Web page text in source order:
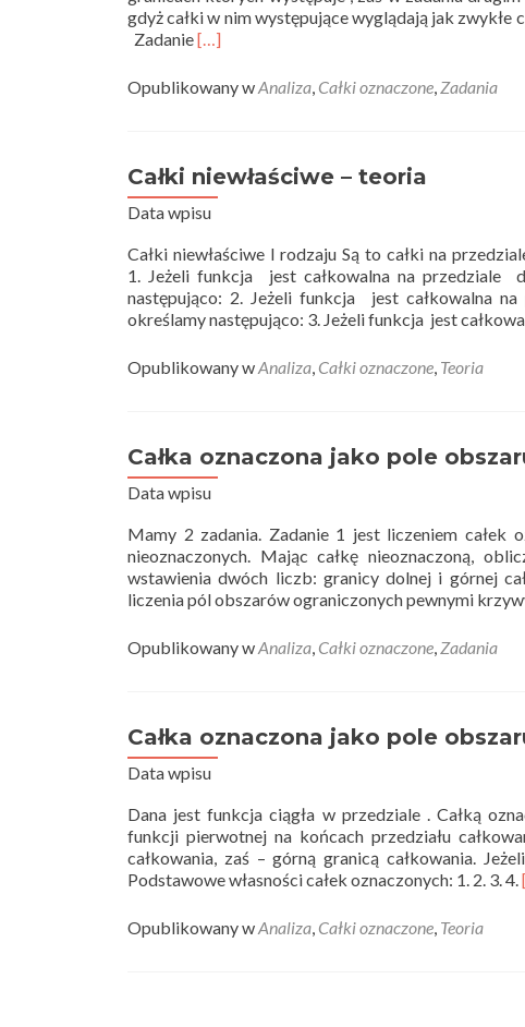
gdyż całki w nim występujące wyglądają jak zwykłe
ZadanieRead
about
Całki
zadania
[…]
Opublikowany wAnaliza, Całki oznaczone, Zadania
Całki niewłaściwe – teoria
Data wpisu
Całki niewłaściwe I rodzaju Są to całki na
1. Jeżeli funkcja jest całkowalna na przedziale
następująco: 2. Jeżeli funkcja jest całkowalna
określamy następująco: 3. Jeżeli funkcja jest
Opublikowany wAnaliza, Całki oznaczone, Teoria
Całka oznaczona jako pole
Data wpisu
Mamy 2 zadania. Zadanie 1 jest liczeniem całek
nieoznaczonych. Mając całkę nieoznaczoną,
wstawienia dwóch liczb: granicy dolnej i górnej
liczenia pól obszarów ograniczonych pewnymi
Opublikowany wAnaliza, Całki oznaczone, Zadania
Całka oznaczona jako pole
Data wpisu
Dana jest funkcja ciągła w przedziale . Całką
funkcji pierwotnej na końcach przedziału
całkowania, zaś – górną granicą całkowania.
Podstawowe własności całek oznaczonych: 1. 2. 3. 4.
Opublikowany wAnaliza, Całki oznaczone, Teoria